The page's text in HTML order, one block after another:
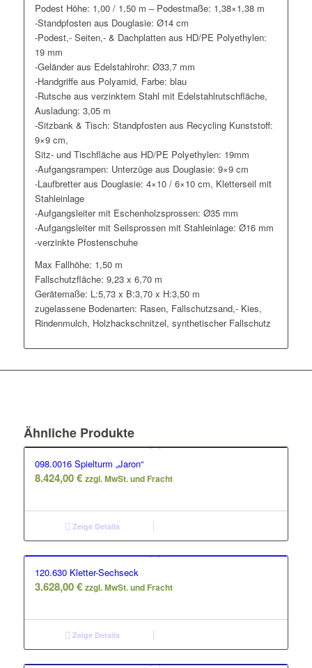
Podest Höhe: 1,00 / 1,50 m – Podestmaße: 1,38×1,38 m
-Standpfosten aus Douglasie: Ø14 cm
-Podest,- Seiten,- & Dachplatten aus HD/PE Polyethylen:
19 mm
-Geländer aus Edelstahlrohr: Ø33,7 mm
-Handgriffe aus Polyamid, Farbe: blau
-Rutsche aus verzinktem Stahl mit Edelstahlrutschfläche,
Ausladung: 3,05 m
-Sitzbank & Tisch: Standpfosten aus Recycling Kunststoff:
9×9 cm,
Sitz- und Tischfläche aus HD/PE Polyethylen: 19mm
-Aufgangsrampen: Unterzüge aus Douglasie: 9×9 cm
-Laufbretter aus Douglasie: 4×10 / 6×10 cm, Kletterseil mit
Stahleinlage
-Aufgangsleiter mit Eschenholzsprossen: Ø35 mm
-Aufgangsleiter mit Seilsprossen mit Stahleinlage: Ø16 mm
-verzinkte Pfostenschuhe
Max Fallhöhe: 1,50 m
Fallschutzfläche: 9,23 x 6,70 m
Gerätemaße: L:5,73 x B:3,70 x H:3,50 m
zugelassene Bodenarten: Rasen, Fallschutzsand,- Kies,
Rindenmulch, Holzhackschnitzel, synthetischer Fallschutz
Ähnliche Produkte
098.0016 Spielturm „Jaron“
8.424,00€ zzgl. MwSt. und Fracht
Zeige Details
120.630 Kletter-Sechseck
3.628,00€ zzgl. MwSt. und Fracht
Zeige Details